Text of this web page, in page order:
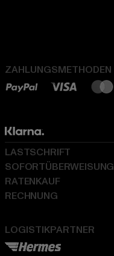
ZAHLUNGSMETHODEN
LOGISTIKPARTNER
LASTSCHRIFT
SOFORTÜBERWEISUNG
RATENKAUF
RECHNUNG